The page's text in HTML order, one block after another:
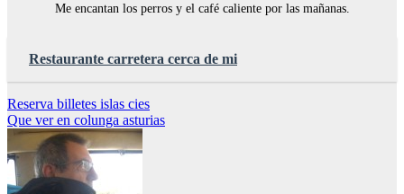
Me encantan los perros y el café caliente por las mañanas.
Restaurante carretera cerca de mi
Navegación
de
entradas
Reserva billetes islas cies
Que ver en colunga asturias